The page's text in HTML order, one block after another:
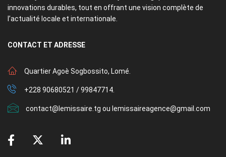
innovations durables, tout en offrant une vision complète de
l’actualité locale et internationale.
CONTACT ET ADRESSE
Quartier Agoè Sogbossito, Lomé.
+228 90680521 / 99847714.
contact@lemissaire.tg ou lemissaireagence@gmail.com